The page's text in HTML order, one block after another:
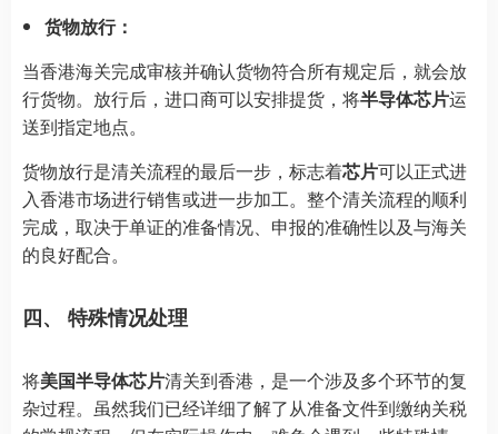
货物放行：
当香港海关完成审核并确认货物符合所有规定后，就会放
行货物。放行后，进口商可以安排提货，将半导体芯片运
送到指定地点。
货物放行是清关流程的最后一步，标志着芯片可以正式进
入香港市场进行销售或进一步加工。整个清关流程的顺利
完成，取决于单证的准备情况、申报的准确性以及与海关
的良好配合。
四、 特殊情况处理
将美国半导体芯片清关到香港，是一个涉及多个环节的复
杂过程。虽然我们已经详细了解了从准备文件到缴纳关税